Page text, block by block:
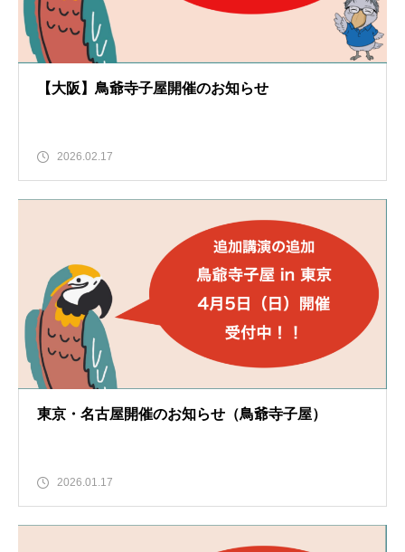
【大阪】鳥爺寺子屋開催のお知らせ
2026.02.17
東京・名古屋開催のお知らせ（鳥爺寺子屋）
2026.01.17